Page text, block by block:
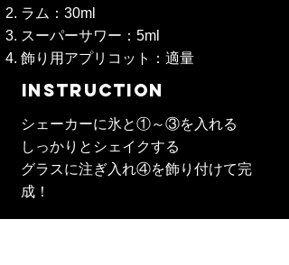
ラム：30ml
スーパーサワー：5ml
飾り用アプリコット：適量
INSTRUCTION
シェーカーに氷と①～③を入れる
しっかりとシェイクする
グラスに注ぎ入れ④を飾り付けて完
成！